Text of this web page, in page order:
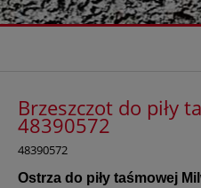
Brzeszczot do piły
48390572
48390572
Ostrza do piły taśmowej